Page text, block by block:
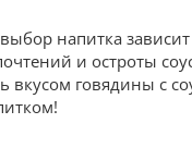
напитка
и остроты
вкусом говядины с